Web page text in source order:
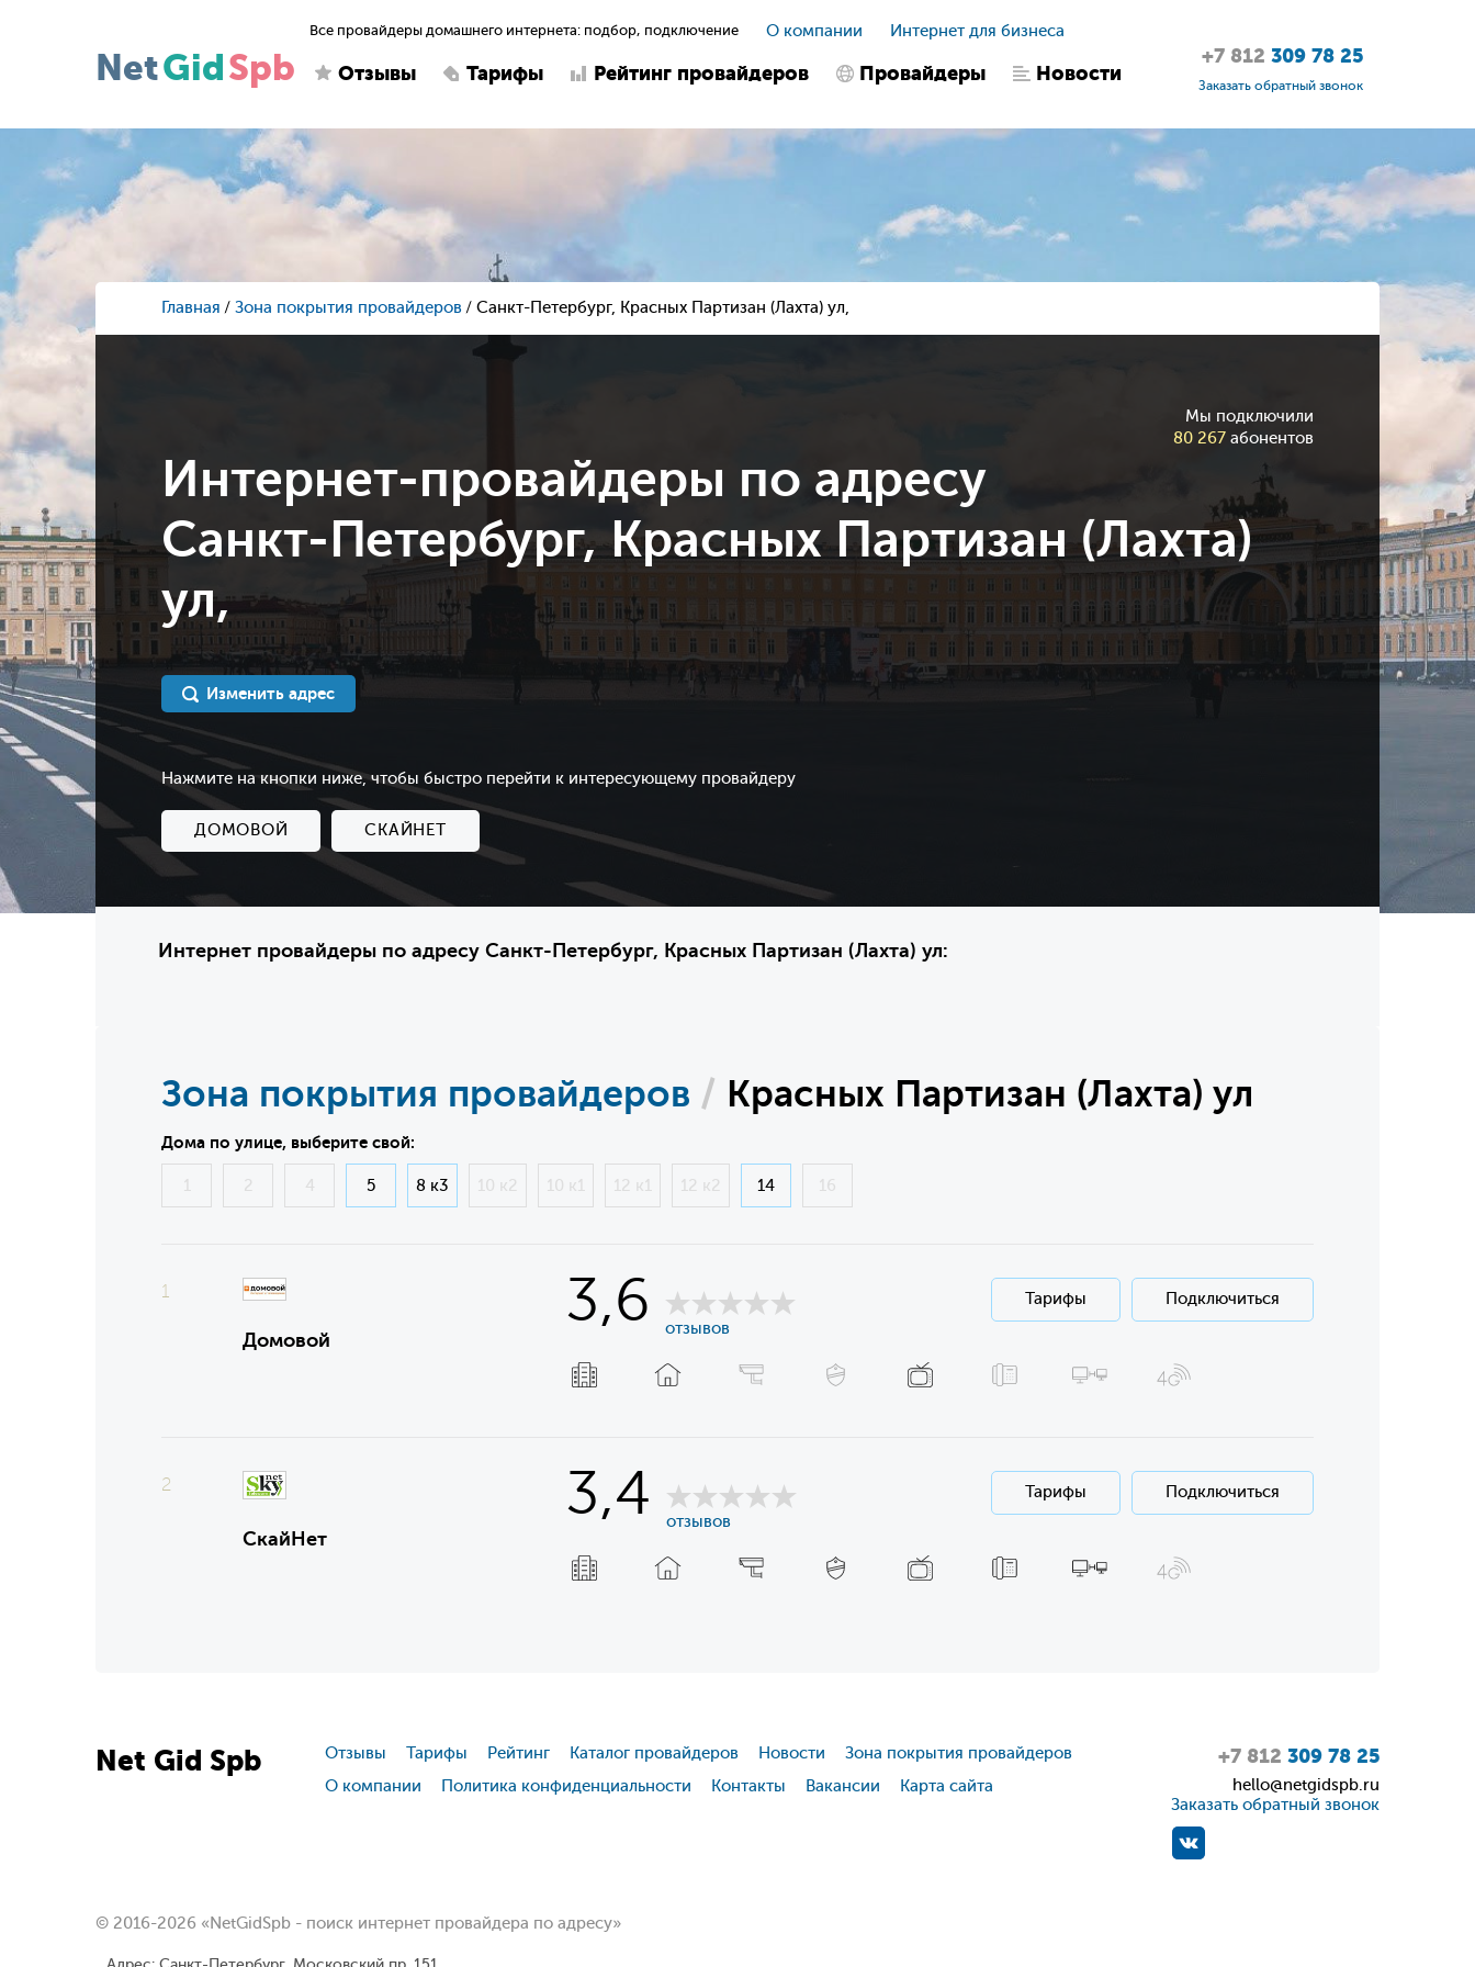
NetGidSpb
Все провайдеры домашнего интернета: подбор, подключение О компании Интернет для бизнеса
Отзывы Тарифы Рейтинг провайдеров Провайдеры Новости
+7 812 309 78 25
Заказать обратный звонок
Главная Зона покрытия провайдеров Санкт-Петербург, Красных Партизан (Лахта) ул,
Мы подключили
80 267 абонентов
Интернет-провайдеры по адресу
Санкт-Петербург, Красных Партизан (Лахта)
ул,
Изменить адрес
Нажмите на кнопки ниже, чтобы быстро перейти к интересующему провайдеру
ДОМОВОЙ СКАЙНЕТ
Интернет провайдеры по адресу Санкт-Петербург, Красных Партизан (Лахта) ул:
Зона покрытия провайдеров / Красных Партизан (Лахта) ул
Дома по улице, выберите свой:
1 2 4 5 8 к3 10 к2 10 к1 12 к1 12 к2 14 16
1
Домовой
3,6 отзывов
Тарифы Подключиться
2
СкайНет
3,4 отзывов
Тарифы Подключиться
Net Gid Spb +7 812 309 78 25
hello@netgidspb.ru
Заказать обратный звонок
Отзывы Тарифы Рейтинг Каталог провайдеров Новости
Зона покрытия провайдеров
О компании
Политика конфиденциальности Контакты Вакансии Карта сайта
© 2016-2026 «NetGidSpb - поиск интернет провайдера по адресу»